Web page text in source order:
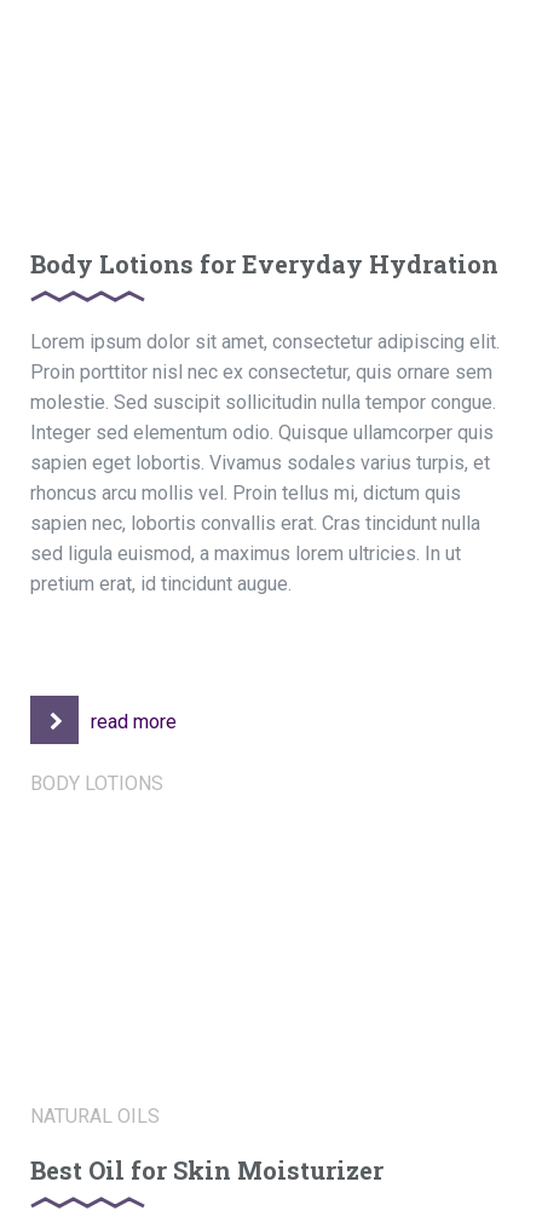
BODY LOTIONS
Body Lotions for Everyday Hydration
Lorem ipsum dolor sit amet, consectetur adipiscing elit.
Proin porttitor nisl nec ex consectetur, quis ornare sem
molestie. Sed suscipit sollicitudin nulla tempor congue.
Integer sed elementum odio. Quisque ullamcorper quis
sapien eget lobortis. Vivamus sodales varius turpis, et
rhoncus arcu mollis vel. Proin tellus mi, dictum quis
sapien nec, lobortis convallis erat. Cras tincidunt nulla
sed ligula euismod, a maximus lorem ultricies. In ut
pretium erat, id tincidunt augue.
read more
NATURAL OILS
Best Oil for Skin Moisturizer